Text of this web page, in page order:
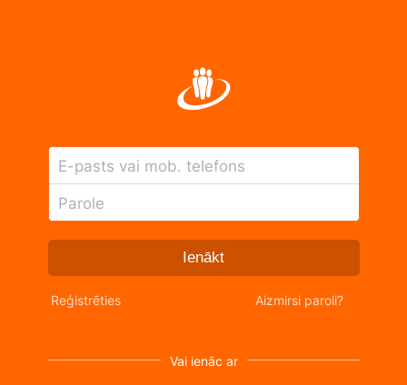
E-pasts vai mob. telefons
Parole
Ienākt
Reģistrēties Aizmirsi paroli?
Vai ienāc ar